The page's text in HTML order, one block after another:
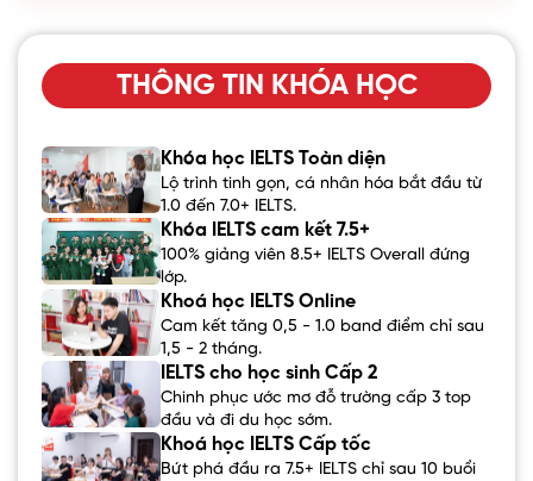
THÔNG TIN KHÓA HỌC
Khóa học IELTS Toàn diện
Lộ trình tinh gọn, cá nhân hóa bắt đầu từ
1.0 đến 7.0+ IELTS.
Khóa IELTS cam kết 7.5+
100% giảng viên 8.5+ IELTS Overall đứng
lớp.
Khoá học IELTS Online
Cam kết tăng 0,5 - 1.0 band điểm chỉ sau
1,5 - 2 tháng.
IELTS cho học sinh Cấp 2
Chinh phục ước mơ đỗ trường cấp 3 top
đầu và đi du học sớm.
Khoá học IELTS Cấp tốc
Bứt phá đầu ra 7.5+ IELTS chỉ sau 10 buổi